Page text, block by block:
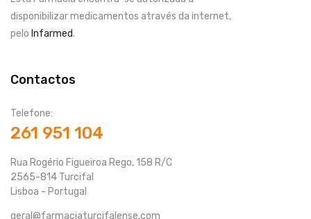
disponibilizar medicamentos através da internet,
pelo Infarmed.
Contactos
Telefone:
261 951 104
Rua Rogério Figueiroa Rego, 158 R/C
2565-814 Turcifal
Lisboa - Portugal
geral@farmaciaturcifalense.com